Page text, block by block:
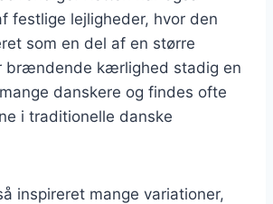
festlige lejligheder, hvor den
som en del af en større
brændende kærlighed stadig en
danskere og findes ofte
i traditionelle danske
inspireret mange variationer,